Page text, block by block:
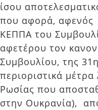
ίσου
που αφορά,
ΚΕΠΠΑ του
αφετέρου τον
Συμβουλίου, της
περιοριστικά
Ρωσίας που
στην Ουκρανία),